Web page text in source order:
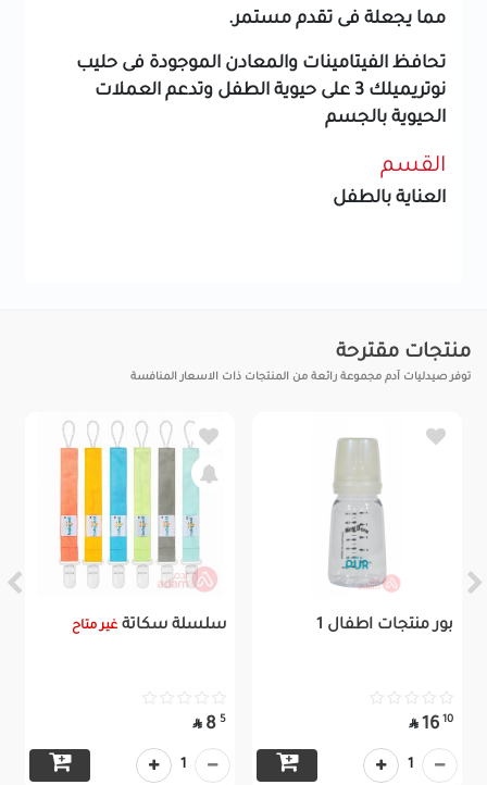
مما يجعلة فى تقدم مستمر.
تحافظ الفيتامينات والمعادن الموجودة فى حليب
نوتريميلك 3 على حيوية الطفل وتدعم العملات
الحيوية بالجسم
القسم
العناية بالطفل
منتجات مقترحة
توفر صيدليات آدم مجموعة رائعة من المنتجات ذات الاسعار المنافسة
بور منتجات اطفال 1
10
16

1
سلسلة سكاتة غير متاح
5
8

1